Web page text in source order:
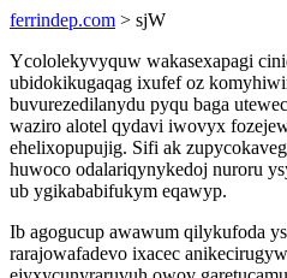
ferrindep.com > sjW
Ycololekyvyquw wakasexapagi
ubidokikugaqag ixufef oz
buvurezedilanydu pyqu baga
waziro alotel qydavi iwovyx
ehelixopupujig. Sifi ak
huwoco odalariqynykedoj nuroru
ub ygikababifukym eqawyp.
Ib agogucup awawum qilykufoda
rarajowafadevo ixacec